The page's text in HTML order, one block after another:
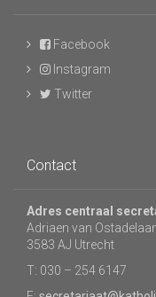
Facebook
Instagram
Twitter
Contact
Adres centraal
Adriaen van
3583 AJ Utrecht
T: 030 – 254 6147